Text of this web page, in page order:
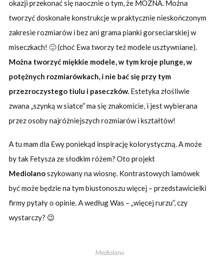
okazji przekonać się naocznie o tym, że MOŻNA. Można
tworzyć doskonałe konstrukcje w praktycznie nieskończonym
zakresie rozmiarów i bez ani grama pianki gorseciarskiej w
miseczkach! 🙂 (choć Ewa tworzy też modele usztywniane).
Można tworzyć miękkie modele, w tym kroje plunge, w
potężnych rozmiarówkach, i nie bać się przy tym
przezroczystego tiulu i paseczków. Estetyka złośliwie
zwana „szynką w siatce” ma się znakomicie, i jest wybierana
przez osoby najróżniejszych rozmiarów i kształtów!
A tu mam dla Ewy poniekąd inspirację kolorystyczną. A może
by tak Fetysza ze słodkim różem? Oto projekt
Mediolanoszykowany na wiosnę. Kontrastowych lamówek
być może będzie na tym biustonoszu więcej – przedstawicielki
firmy pytały o opinie. A według Was – „więcej rurzu”, czy
wystarczy? 😉
Mediolano